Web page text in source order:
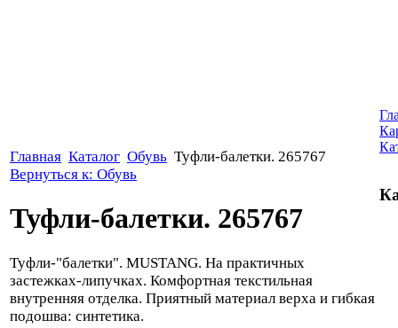
Главная Каталог Обувь Туфли-балетки. 265767
Вернуться к: Обувь
Туфли-балетки. 265767
Туфли-"балетки". MUSTANG. На практичных
застежках-липучках. Комфортная текстильная
внутренняя отделка. Приятный материал верха и гибкая
подошва: синтетика.